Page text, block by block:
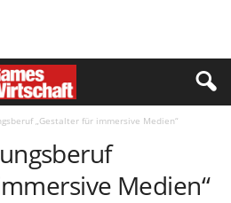
„Gestalter für immersive Medien“
Medien“